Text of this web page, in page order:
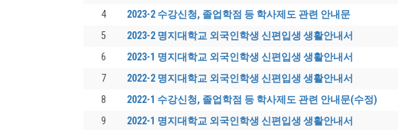
4
2023-2 수강신청, 졸업학점 등 학사제도 관련 안내문
5
2023-2 명지대학교 외국인학생 신편입생 생활안내서
6
2023-1 명지대학교 외국인학생 신편입생 생활안내서
7
2022-2 명지대학교 외국인학생 신편입생 생활안내서
8
2022-1 수강신청, 졸업학점 등 학사제도 관련 안내문(수정)
9
2022-1 명지대학교 외국인학생 신편입생 생활안내서